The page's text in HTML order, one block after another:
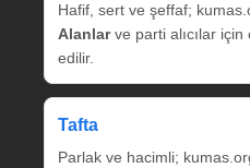
Hafif, sert ve şeffaf;
Alanlarve parti alıcılar
edilir.
Tafta
Parlak ve hacimli;